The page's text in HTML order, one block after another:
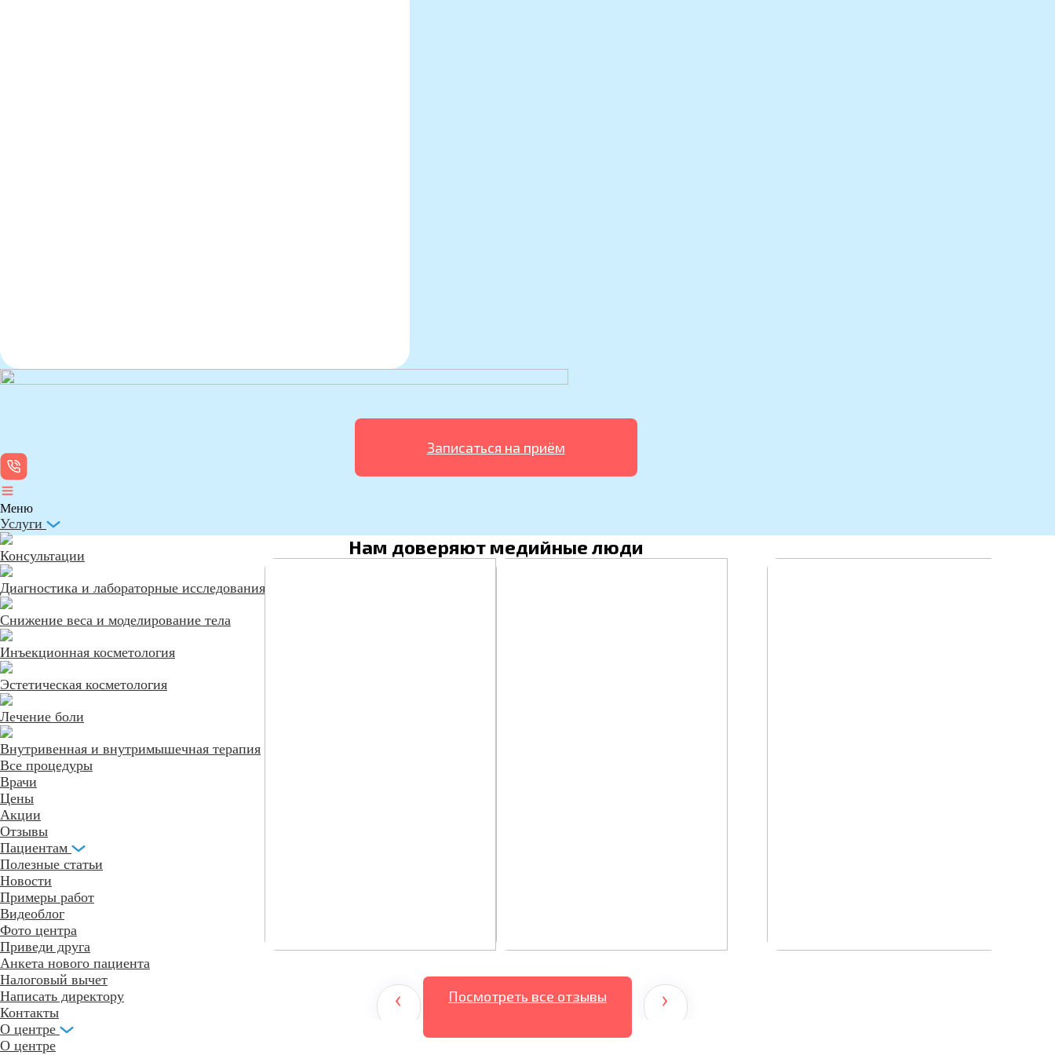
Меню
Услуги
Консультации
Диагностика и лабораторные исследования
Снижение веса и моделирование тела
Инъекционная косметология
Эстетическая косметология
Лечение боли
Внутривенная и внутримышечная терапия
Все процедуры
Врачи
Цены
Акции
Отзывы
Пациентам
Полезные статьи
Новости
Примеры работ
Видеоблог
Фото центра
Приведи друга
Анкета нового пациента
Налоговый вычет
Написать директору
Контакты
О центре
О центре
Записаться на приём
Нам доверяют медийные люди
‹ ›
Посмотреть все отзывы